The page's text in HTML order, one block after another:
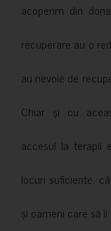
acoperim din
recuperare au o
au nevoie de
Chiar și cu
accesul la terapii
locuri suficiente,
și oameni care să îi